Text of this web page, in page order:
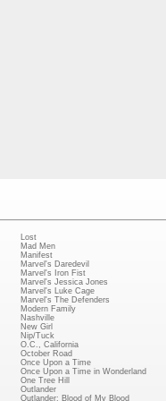
Lost
Mad Men
Manifest
Marvel's Daredevil
Marvel's Iron Fist
Marvel's Jessica Jones
Marvel's Luke Cage
Marvel's The Defenders
Modern Family
Nashville
New Girl
Nip/Tuck
O.C., California
October Road
Once Upon a Time
Once Upon a Time in Wonderland
One Tree Hill
Outlander
Outlander: Blood of My Blood